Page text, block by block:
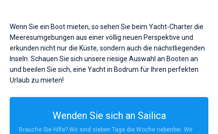
Wenn Sie ein Boot mieten, so sehen Sie beim Yacht-Charter die
Meeresumgebungen aus einer völlig neuen Perspektive und
erkunden nicht nur die Küste, sondern auch die nächstliegenden
Inseln. Schauen Sie sich unsere riesige Auswahl an Booten an
und beeilen Sie sich, eine Yacht in Bodrum für Ihren perfekten
Urlaub zu mieten!
Wenden Sie sich an Sailica
Brauche Sie Hilfe? Wir sind sieben Tage die Woche nebenbei. Wir